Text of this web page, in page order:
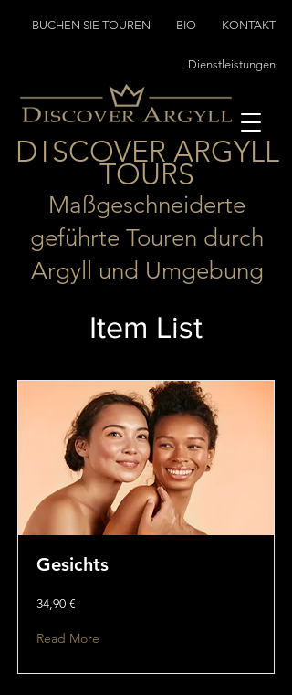
D I SCOVER ARGYLL
TOURS
Maßgeschneiderte
geführte Touren durch
Argyll und Umgebung
BUCHEN SIE TOUREN BIO KONTAKT
Dienstleistungen
Item List
Gesichts
34,90 €
Read More